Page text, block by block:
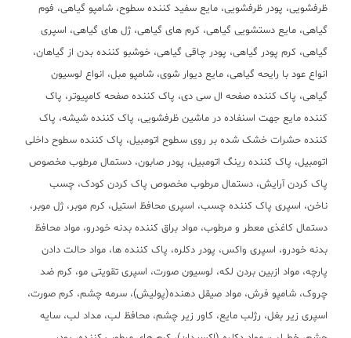
ظرفشویی، پودر ظرفشویی، مایع سفید کننده سطوح، شامپو گیاهی، فوم
گیاهی، مایع دستشویی گیاهی، کرم های گیاهی، ژل های گیاهی، اسپری
گیاهی، کرم پودر گیاهی، پودر چاقی گیاهی، خوشبو کننده بدن از گیاهان،
انواع عود با رایحه گیاهی، مایع دیوار شوی، شامپو مبل، انواع لوسیون
گیاهی، پاک کننده صفحه ال سی دی، پاک کننده صفحه کامپیوتر، پاک
کننده مایع جهت اسنفاده در ماشین ظرفشویی، پاک کننده شیشه، پاک
کننده حشرات خشک شده بر روی سطوح اتومبیل، پاک کننده سطوح داخلی
اتومبیل، پاک کننده رینگ اتومبیل، پودر صابون، دستمال مرطوب مخصوص
پاک کردن آرایش، دستمال مرطوب مخصوص پاک کردن کودک، چسب
ناخن، اسپری پاک کننده چسب، اسپری محافظ استیل، کرم موبر، ژل موبر،
دستمال کاغذی معطر و مرطوب، مواد براق کننده بدنه خودرو، مواد محافظ
بدنه خودرو، اسپری واکس، پودر دکلره، پاک کننده ها، مواد حالت دادن
پارچه، مواد ازبین بردن لکه، لوسیون صورت، اسپری تقویتی مو، کرم ضد
چروک، شامپو فرش، مواد صیقل دهنده(پولیش)، سرمه چشم، کرم صورت،
اسپری زیر بغل، رژلب مایع، کاور زیر چشم، محافظ لب، مداد لب، سایه